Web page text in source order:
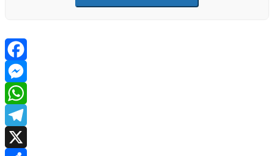
Facebook
Messenger
WhatsApp
Telegram